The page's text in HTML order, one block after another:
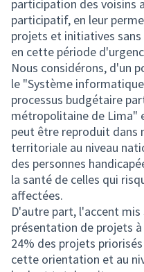
participation des voisins
participatif, en leur
projets et initiatives
en cette période
Nous considérons, d'un
le "Système
processus budgétaire
métropolitaine de Lima"
peut être reproduit dans
territoriale au niveau
des personnes
la santé de celles qui
affectées.
D'autre part, l'accent
présentation de projets
24% des projets
cette orientation et au